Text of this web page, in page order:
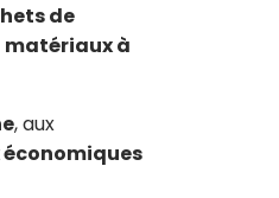
de
matériaux à
, aux
économiques